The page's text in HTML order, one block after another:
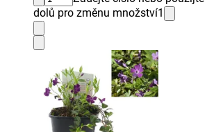
dolů pro změnu množství1